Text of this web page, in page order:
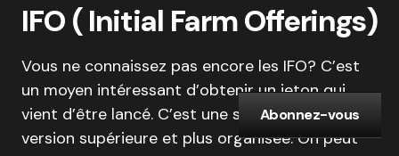
IFO ( Initial Farm Offerings)
Vous ne connaissez pas encore les IFO? C’est
un moyen intéressant d’obtenir un jeton qui
vient d’être lancé. C’est une sorte d’ICOen
version supérieure et plus organisée. On peut
Abonnez-vous